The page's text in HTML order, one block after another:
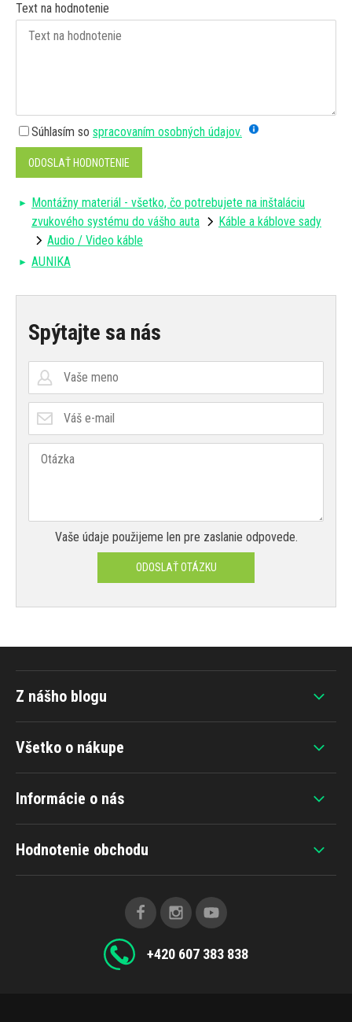
Text na hodnotenie
Súhlasím so spracovaním osobných údajov.
ODOSLAŤ HODNOTENIE
Montážny materiál - všetko, čo potrebujete na inštaláciu
zvukového systému do vášho auta
Káble a káblove sady
Audio / Video káble
AUNIKA
Spýtajte sa nás
Vaše údaje použijeme len pre zaslanie odpovede.
ODOSLAŤ OTÁZKU
Všetko o nákupe
Informácie o nás
Hodnotenie obchodu
+420 607 383 838
Z nášho blogu